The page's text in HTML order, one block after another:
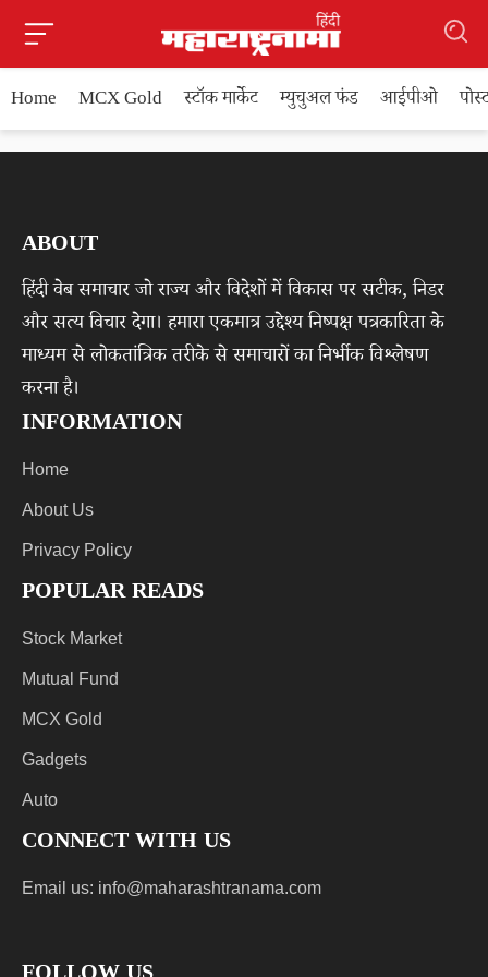
Home MCX Gold स्टॉक मार्केट म्युचुअल फंड आईपीओ
ABOUT
हिंदी वेब समाचार जो राज्य और विदेशों में विकास पर सटीक, निडर
और सत्य विचार देगा। हमारा एकमात्र उद्देश्य निष्पक्ष पत्रकारिता के
माध्यम से लोकतांत्रिक तरीके से समाचारों का निर्भीक विश्लेषण
करना है।
INFORMATION
Home
About Us
Privacy Policy
POPULAR READS
Stock Market
Mutual Fund
MCX Gold
Gadgets
Auto
CONNECT WITH US
Email us: info@maharashtranama.com